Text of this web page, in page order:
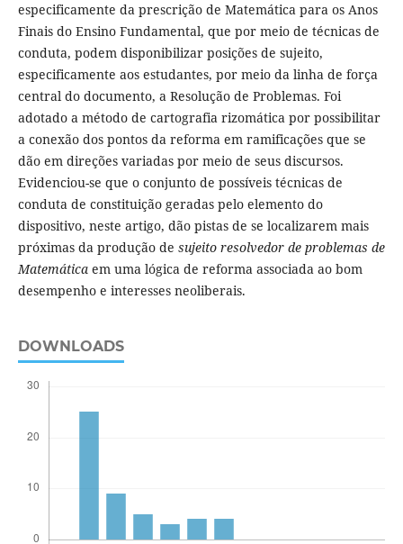
especificamente da prescrição de Matemática para os Anos
Finais do Ensino Fundamental, que por meio de técnicas de
conduta, podem disponibilizar posições de sujeito,
especificamente aos estudantes, por meio da linha de força
central do documento, a Resolução de Problemas. Foi
adotado a método de cartografia rizomática por possibilitar
a conexão dos pontos da reforma em ramificações que se
dão em direções variadas por meio de seus discursos.
Evidenciou-se que o conjunto de possíveis técnicas de
conduta de constituição geradas pelo elemento do
dispositivo, neste artigo, dão pistas de se localizarem mais
próximas da produção de sujeito resolvedor de problemas de
Matemáticaem uma lógica de reforma associada ao bom
desempenho e interesses neoliberais.
DOWNLOADS